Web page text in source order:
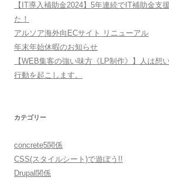
【IT導入補助金2024】5年連続でIT補助金支
た！
アルソア海外向ECサイト リニューアル
年末年始休暇のお知らせ
【WEB集客の強い味方《LP制作》】人は想
行動を起こします。
カテゴリー
concrete5関係
CSS(スタイルシート)で遊ぼう!!
Drupal関係